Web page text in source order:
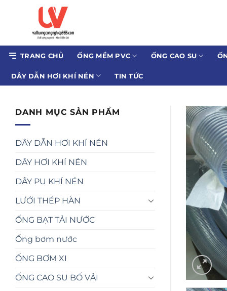
dung
TRANG CHỦ ỐNG MỀM PVC ỐNG CAO SU
DÂY DẪN HƠI KHÍ NÉN TIN TỨC
DANH MỤC SẢN PHẨM
DÂY DẪN HƠI KHÍ NÉN
DÂY HƠI KHÍ NÉN
DÂY PU KHÍ NÉN
LƯỚI THÉP HÀN
ỐNG BẠT TẢI NƯỚC
Ống bơm nước
ỐNG BƠM XI
ỐNG CAO SU BỐ VẢI